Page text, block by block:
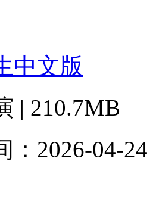
中文版
| 210.7MB
：2026-04-24